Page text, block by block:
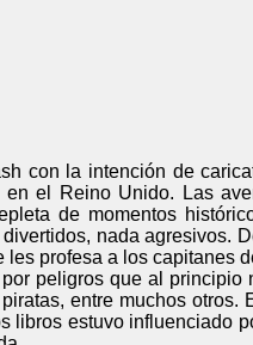
con la intención de
el Reino Unido. Las
de momentos
nada agresivos.
profesa a los capitanes
peligros que al
entre muchos
libros estuvo influenciado